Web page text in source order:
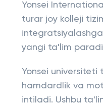
Yonsei
turar joy kolleji
yangi ta'lim
Yonsei universiteti
hamdardlik va
intiladi. Ushbu